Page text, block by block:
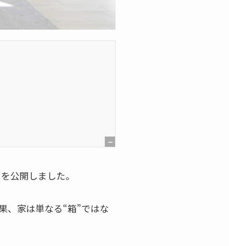
[
]
公開しました。
、家は単なる“箱”ではな